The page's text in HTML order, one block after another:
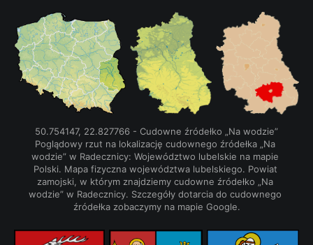
Poglądowy rzut na lokalizację cudownego źródełka „Na
wodzie” w Radecznicy: Województwo lubelskie na mapie
Polski. Mapa fizyczna województwa lubelskiego. Powiat
zamojski, w którym znajdziemy cudowne źródełko „Na
wodzie” w Radecznicy. Szczegóły dotarcia do cudownego
źródełka zobaczymy na mapie Google.